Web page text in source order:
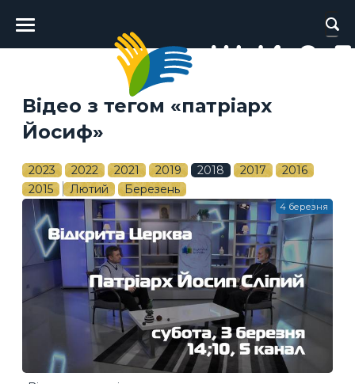
Головне
меню
Відео з тегом «патріарх
Йосиф»
2023 2022 2021 2019 2018 2017
2016
2015
Лютий Березень
4 березня